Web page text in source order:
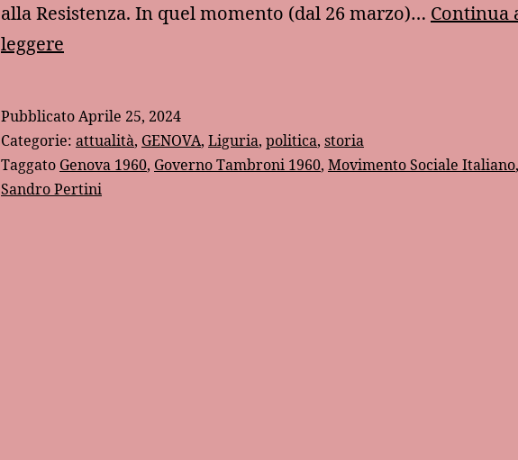
alla Resistenza. In quel momento (dal 26 marzo)… Continua
leggere
la
Resistenza
PubblicatoAprile 25, 2024
Categorie: attualità, GENOVA, Liguria, politica, storia
Taggato Genova 1960, Governo Tambroni 1960, Movimento Sociale Italiano,
Sandro Pertini